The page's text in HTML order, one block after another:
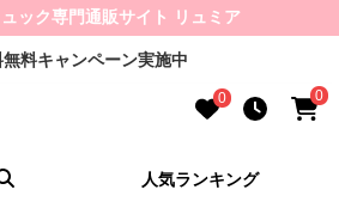
ック専門通販サイト リュミア
料キャンペーン実施中
0 0
人気ランキング